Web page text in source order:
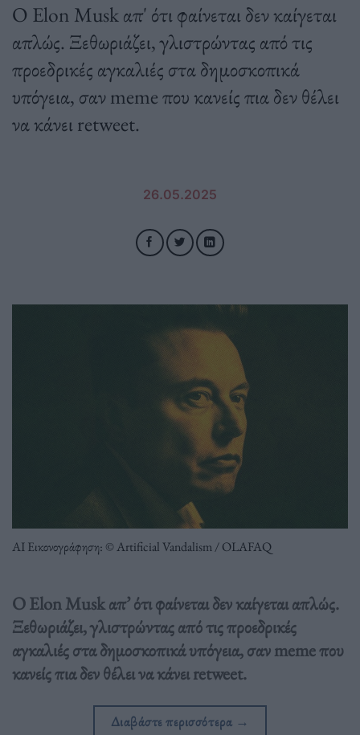
Ο Elon Musk απ' ότι φαίνεται δεν καίγεται
απλώς. Ξεθωριάζει, γλιστρώντας από τις
προεδρικές αγκαλιές στα δημοσκοπικά
υπόγεια, σαν meme που κανείς πια δεν θέλει
να κάνει retweet.
26.05.2025
ΑΙ Εικονογράφηση: © Artificial Vandalism / OLAFAQ
Ο Elon Musk απ’ ότι φαίνεται δεν καίγεται απλώς.
Ξεθωριάζει, γλιστρώντας από τις προεδρικές
αγκαλιές στα δημοσκοπικά υπόγεια, σαν meme που
κανείς πια δεν θέλει να κάνει retweet.
Διαβάστε περισσότερα →